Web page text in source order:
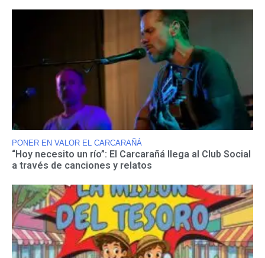
PONER EN VALOR EL CARCARAÑÁ
“Hoy necesito un río”: El Carcarañá llega al Club Social
a través de canciones y relatos